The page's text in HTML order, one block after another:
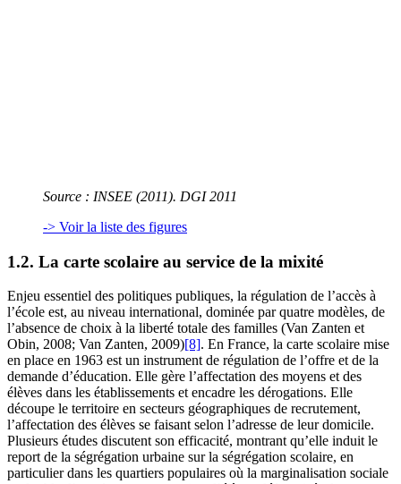
Source : INSEE (2011). DGI 2011
-> Voir la liste des figures
1.2. La carte scolaire au service de la mixité
Enjeu essentiel des politiques publiques, la régulation de l’accès à
l’école est, au niveau international, dominée par quatre modèles, de
l’absence de choix à la liberté totale des familles (Van Zanten et
Obin, 2008; Van Zanten, 2009)[8]. En France, la carte scolaire mise
en place en 1963 est un instrument de régulation de l’offre et de la
demande d’éducation. Elle gère l’affectation des moyens et des
élèves dans les établissements et encadre les dérogations. Elle
découpe le territoire en secteurs géographiques de recrutement,
l’affectation des élèves se faisant selon l’adresse de leur domicile.
Plusieurs études discutent son efficacité, montrant qu’elle induit le
report de la ségrégation urbaine sur la ségrégation scolaire, en
particulier dans les quartiers populaires où la marginalisation sociale